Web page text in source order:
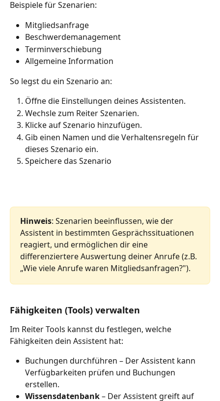
Beispiele für Szenarien:
Mitgliedsanfrage
Beschwerdemanagement
Terminverschiebung
Allgemeine Information
So legst du ein Szenario an:
Öffne die Einstellungen deines Assistenten.
Wechsle zum Reiter Szenarien.
Klicke auf Szenario hinzufügen.
Gib einen Namen und die Verhaltensregeln für
dieses Szenario ein.
Speichere das Szenario
Hinweis: Szenarien beeinflussen, wie der
Assistent in bestimmten Gesprächssituationen
reagiert, und ermöglichen dir eine
differenziertere Auswertung deiner Anrufe (z.B.
„Wie viele Anrufe waren Mitgliedsanfragen?").
Fähigkeiten (Tools) verwalten
Im Reiter Tools kannst du festlegen, welche
Fähigkeiten dein Assistent hat:
Buchungen durchführen – Der Assistent kann
Verfügbarkeiten prüfen und Buchungen
erstellen.
Wissensdatenbank – Der Assistent greift auf